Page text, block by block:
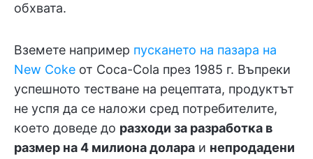
обхвата.
Вземете например пускането на пазара на
New Coke от Coca-Cola през 1985 г. Въпреки
успешното тестване на рецептата, продуктът
не успя да се наложи сред потребителите,
което доведе до разходи за разработка в
размер на 4 милиона долара и непродадени